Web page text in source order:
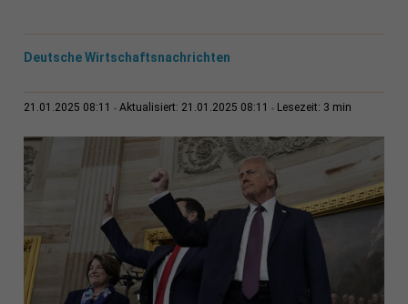
Deutsche Wirtschaftsnachrichten
21.01.2025 08:11 Aktualisiert: 21.01.2025 08:11 Lesezeit: 3 min